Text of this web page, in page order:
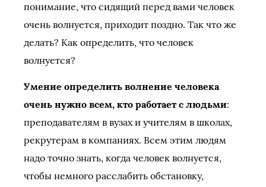
понимание, что сидящий перед вами человек
очень волнуется, приходит поздно. Так что же
делать? Как определить, что человек
волнуется?
Умение определить волнение человека
очень нужно всем, кто работает с людьми:
преподавателям в вузах и учителям в школах,
рекрутерам в компаниях. Всем этим людям
надо точно знать, когда человек волнуется,
чтобы немного расслабить обстановку,